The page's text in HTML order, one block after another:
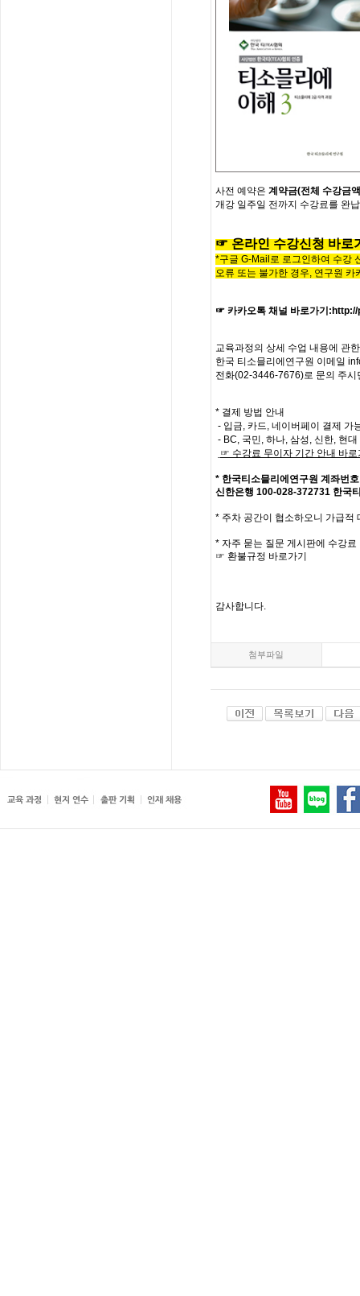
사전 예약은 계약금(전체 수강금
개강 일주일 전까지 수강료를 완
☞온라인수강신청 바로
*구글 G-Mail로 로그인하여 수강
오류 또는 불가한 경우, 연구원 카
☞ 카카오톡 채널 바로가기 :
교육과정의 상세 수업 내용에 관한
한국 티소믈리에 연구원 이메일
전화(02-3446-7676)로 문의 주시
* 결제 방법 안내
- 입금, 카드, 네이버페이 결제 가
- BC, 국민, 하나, 삼성, 신한, 현
☞ 수강료 무이자 기간 안내 바로
* 한국티소믈리에연구원 계좌번호
신한은행 100-028-372731 한국
* 주차 공간이 협소하오니 가급적
* 자주 묻는 질문 게시판에 수강료
☞ 환불규정 바로가기
감사합니다.
첨부파일